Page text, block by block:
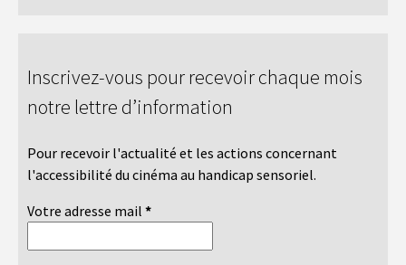
Inscrivez-vous pour recevoir chaque mois
notre lettre d’information
Pour recevoir l'actualité et les actions concernant
l'accessibilité du cinéma au handicap sensoriel.
Votre adresse mail *